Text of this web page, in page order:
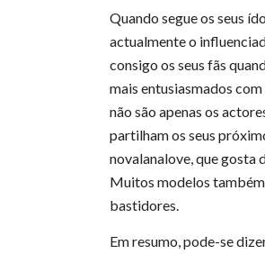
Quando segue os seus
actualmente o
consigo os seus fãs
mais entusiasmados
não são apenas os
partilham os seus
novalanalove, que gosta
Muitos modelos
bastidores.
Em resumo, pode-se